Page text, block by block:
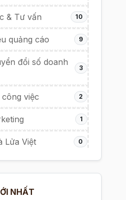
& Tư vấn 10
quảng cáo 9
đổi số doanh
3
việc 2
1
Lửa Việt 0
NHẤT